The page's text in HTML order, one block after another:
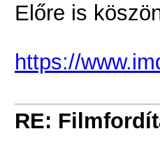
Előre is
https://
RE: